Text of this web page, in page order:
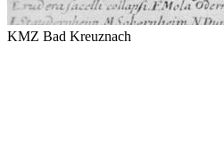
KMZ Bad Kreuznach